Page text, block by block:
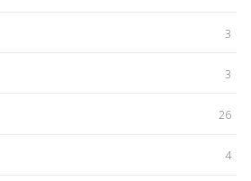
3
3
26
4